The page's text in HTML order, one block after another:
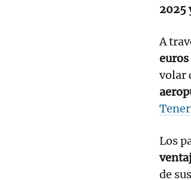
2025
A
euros
volar
Los
de